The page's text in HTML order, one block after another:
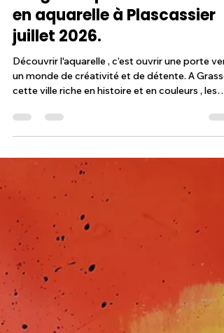
Atelier Pastels et Palettes
21 avr.
4 min de lecture
Stages de
en aquarelle à Plascassier
juillet 2026.
Découvrir l'aquarelle , c’est ouvrir une porte vers
cette ville riche en histoire et en couleurs , les
stages d'aquarelle sont une véritable invitation
explorer son talent artistique. Que vous soyez
débutant ou déjà initié, c'est une belle
opportunité de progresser et s’épanouir. Je
emmène à la découverte d'un stage de
aquarelle dans le hameau de Plascassier, village